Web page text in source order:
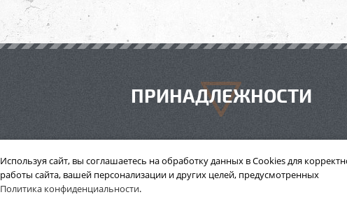
ПРИНАДЛЕЖНОСТИ
Струна триммерная круглого
сечения Stihl 3,3 мм х 20 м
Струна
пятиугольного
Используя сайт, вы соглашаетесь на обработку данных в Cookies для
работы сайта, вашей персонализации и других целей, предусмотренных
Политика конфиденциальности.